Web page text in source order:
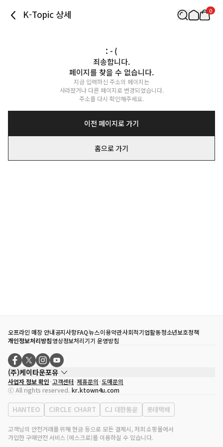
K-Topic 상세 0
: - (
죄송합니다.
페이지를 찾을 수 없습니다.
지금 입력하신 주소의 페이지는
사라졌거나 다른 페이지로 변경되었습니다.
주소를 다시 확인해주세요.
이전 페이지로 가기
홈으로 가기
오프라인 매장 안내공지사항FAQ뉴스이용약관사회적기업활동청소년보호정책
개인정보처리방침영상정보처리기기 운영방침
(주)케이타운포유
대표자
송효민
사업자등록번호
120-87-71116
통신판매업 신고번호 제2011-서울강남-02223
대표전화
02-552-9855
사업자 정보 확인 고객센터 제휴문의 도매문의
ⓒ All rights reserved. kr.ktown4u.com
HANTEO CIRCLE CHART CJ 대한통운 롯데택배
고객님의 안전거래를 위해 현금 등으로 모든 결제시, 저희 쇼핑몰에서
가입한 구매안전 서비스 (에스크로)를 이용하실 수 있습니다.